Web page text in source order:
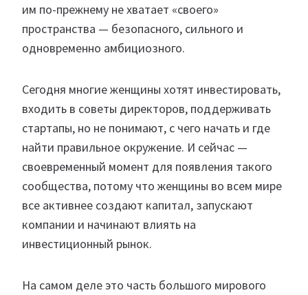
им по-прежнему не хватает «своего»
пространства — безопасного, сильного и
одновременно амбициозного.
Сегодня многие женщины хотят инвестировать,
входить в советы директоров, поддерживать
стартапы, но не понимают, с чего начать и где
найти правильное окружение. И сейчас —
своевременный момент для появления такого
сообщества, потому что женщины во всем мире
все активнее создают капитал, запускают
компании и начинают влиять на
инвестиционный рынок.
На самом деле это часть большого мирового